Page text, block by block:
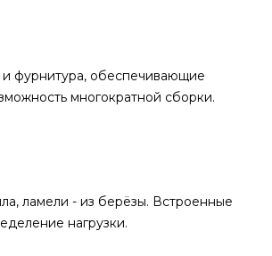
и фурнитура, обеспечивающие
многократной сборки.
ламели - из берёзы. Встроенные
нагрузки.